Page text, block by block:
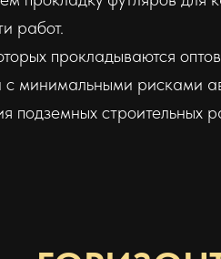
работ.
прокладываются
с минимальными рисками
подземных строительных